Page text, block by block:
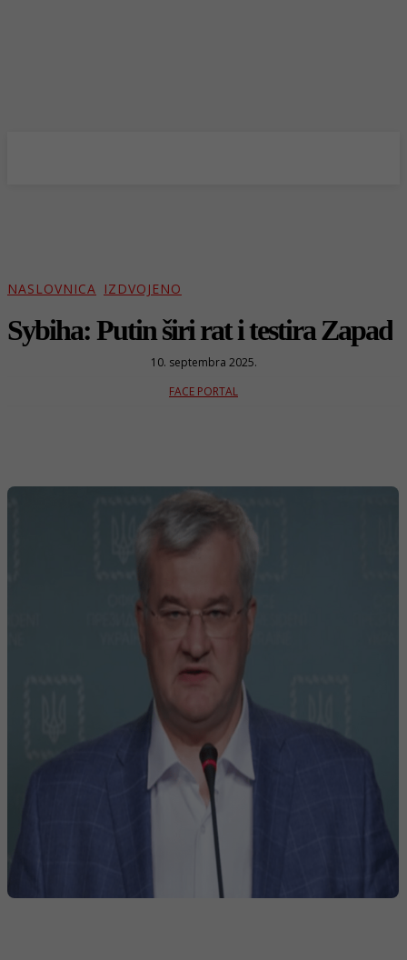
NASLOVNICA IZDVOJENO
Sybiha: Putin širi rat i testira Zapad
10. septembra 2025.
FACE PORTAL